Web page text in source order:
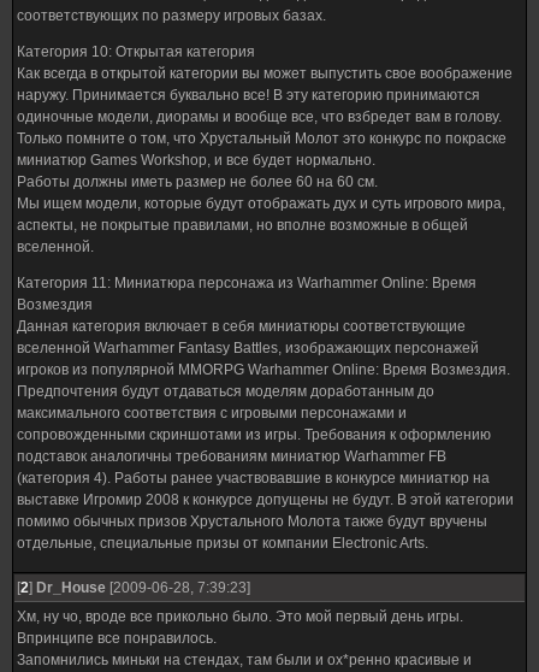
соответствующих по размеру игровых базах.
Категория 10: Открытая категория
Как всегда в открытой категории вы может выпустить свое воображение
наружу. Принимается буквально все! В эту категорию принимаются
одиночные модели, диорамы и вообще все, что взбредет вам в голову.
Только помните о том, что Хрустальный Молот это конкурс по покраске
миниатюр Games Workshop, и все будет нормально.
Работы должны иметь размер не более 60 на 60 см.
Мы ищем модели, которые будут отображать дух и суть игрового мира,
аспекты, не покрытые правилами, но вполне возможные в общей
вселенной.
Категория 11: Миниатюра персонажа из Warhammer Online: Время
Возмездия
Данная категория включает в себя миниатюры соответствующие
вселенной Warhammer Fantasy Battles, изображающих персонажей
игроков из популярной MMORPG Warhammer Online: Время Возмездия.
Предпочтения будут отдаваться моделям доработанным до
максимального соответствия с игровыми персонажами и
сопровожденными скриншотами из игры. Требования к оформлению
подставок аналогичны требованиям миниатюр Warhammer FB
(категория 4). Работы ранее участвовавшие в конкурсе миниатюр на
выставке Игромир 2008 к конкурсе допущены не будут. В этой категории
помимо обычных призов Хрустального Молота также будут вручены
отдельные, специальные призы от компании Electronic Arts.
[2] Dr_House [2009-06-28, 7:39:23]
Хм, ну чо, вроде все прикольно было. Это мой первый день игры.
Впринципе все понравилось.
Запомнились миньки на стендах, там были и ох*ренно красивые и